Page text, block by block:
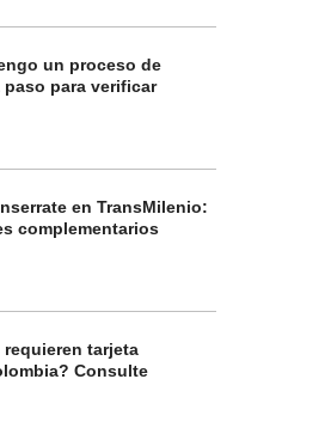
un proceso de
paso para verificar
en TransMilenio:
complementarios
tarjeta
Consulte